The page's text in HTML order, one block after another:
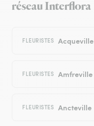
réseau Interflora
FLEURISTES Acqueville
FLEURISTES Amfreville
FLEURISTES Ancteville